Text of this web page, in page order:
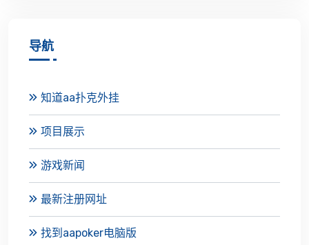
导航
知道aa扑克外挂
项目展示
游戏新闻
最新注册网址
找到aapoker电脑版